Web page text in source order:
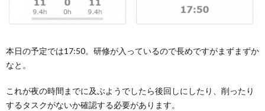
本日の予定では17:50。研修が入っているので長めですがまずまずか
なと。
これが夜の時間までに及ぶようでしたら後回しにしたり、削ったり
するタスクがないか確認する必要があります。